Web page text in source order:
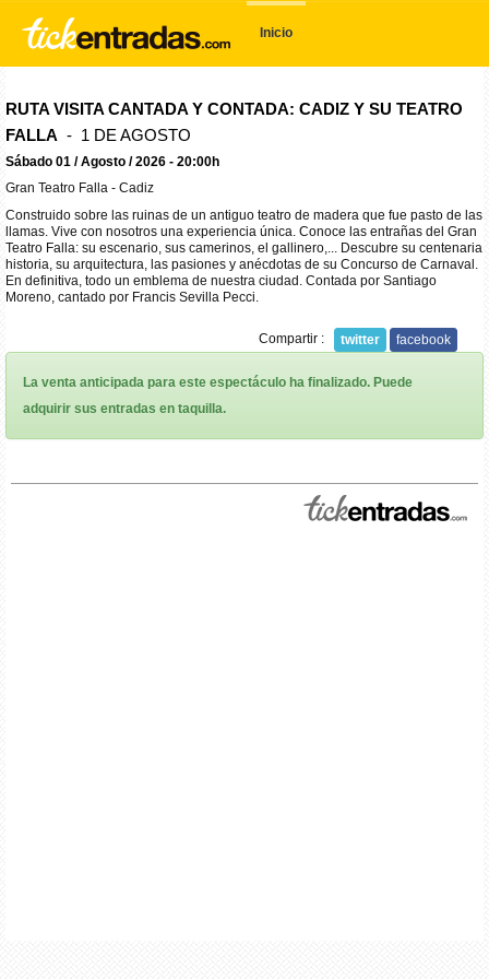
Inicio
RUTA VISITA CANTADA Y CONTADA: CADIZ Y SU TEATRO
FALLA - 1 DE AGOSTO
Sábado 01 / Agosto / 2026 - 20:00h
Gran Teatro Falla - Cadiz
Construido sobre las ruinas de un antiguo teatro de madera que fue pasto de las
llamas. Vive con nosotros una experiencia única. Conoce las entrañas del Gran
Teatro Falla: su escenario, sus camerinos, el gallinero,... Descubre su centenaria
historia, su arquitectura, las pasiones y anécdotas de su Concurso de Carnaval.
En definitiva, todo un emblema de nuestra ciudad. Contada por Santiago
Moreno, cantado por Francis Sevilla Pecci.
Compartir : twitter facebook
La venta anticipada para este espectáculo ha finalizado. Puede
adquirir sus entradas en taquilla.